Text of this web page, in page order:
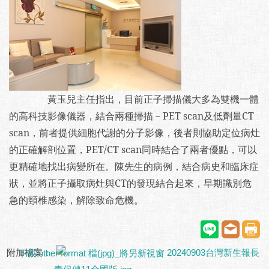
黃玉兒主任指出，目前正子掃描儀大多為雙機一體
的高科技影像儀器，結合兩種掃描－PET scan及低劑量CT
scan，前者提供細胞代謝的分子影像，後者則協助定位病灶
的正確解剖位置，PET/CT scan同時結合了兩者優點，可以
更精確地找出病變所在。陳先生的病例 ， 結合病史和臨床症
狀，並將正子攝取病灶與CT的發現結合起來，早期識別危
急的頸椎感染，解除致命危機。
附加檔案：
20240903台灣新生報長